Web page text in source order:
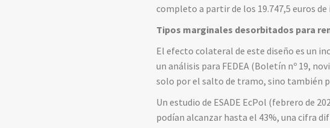
completo a partir de los 19.747,5 euros
Tipos marginales desorbitados para
El efecto colateral de este diseño es un
un análisis para FEDEA (Boletín nº 19,
solo por el salto de tramo, sino también
Un estudio de ESADE EcPol (febrero de
podían alcanzar hasta el 43%, una cifra